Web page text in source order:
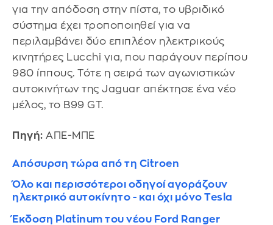
για την απόδοση στην πίστα, το υβριδικό
σύστημα έχει τροποποιηθεί για να
περιλαμβάνει δύο επιπλέον ηλεκτρικούς
κινητήρες Lucchi για, που παράγουν περίπου
980 ίππους. Τότε η σειρά των αγωνιστικών
αυτοκινήτων της Jaguar απέκτησε ένα νέο
μέλος, το B99 GT.
Πηγή: ΑΠΕ-ΜΠΕ
Απόσυρση τώρα από τη Citroen
Όλο και περισσότεροι οδηγοί αγοράζουν
ηλεκτρικό αυτοκίνητο - και όχι μόνο Tesla
Έκδοση Platinum του νέου Ford Ranger